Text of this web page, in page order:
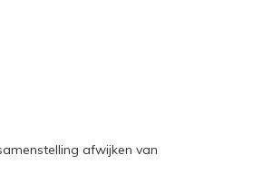
afwijken van